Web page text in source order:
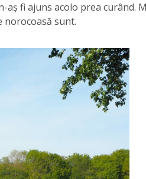
aș fi ajuns acolo prea curând.
norocoasă sunt.